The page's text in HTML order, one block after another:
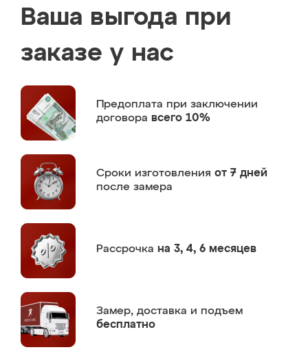
Ваша выгода при
заказе у нас
Предоплата при заключении
договора всего 10%
Сроки изготовления от 7 дней
после замера
Рассрочка на 3, 4, 6 месяцев
Замер, доставка и подъем
бесплатно